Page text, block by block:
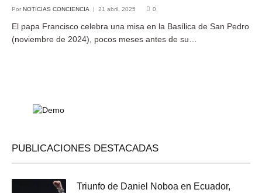
Por NOTICIAS CONCIENCIA 21 abril, 2025 0
El papa Francisco celebra una misa en la Basílica de San Pedro
(noviembre de 2024), pocos meses antes de su…
PUBLICACIONES DESTACADAS
Triunfo de Daniel Noboa en Ecuador,